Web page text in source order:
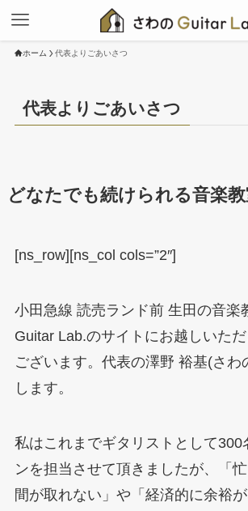
ホーム 代表よりごあいさつ
代表よりごあいさつ
どなたでも続けられる音楽
[ns_row][ns_col cols=”2″]
小田急線 読売ランド前 生田の音楽
Guitar Lab.のサイトにお越しいた
ございます。代表の澤野 裕基(さわ
します。
私はこれまでギタリストとして300
ンを担当させて頂きましたが、「
間が取れない」や「経済的に余裕